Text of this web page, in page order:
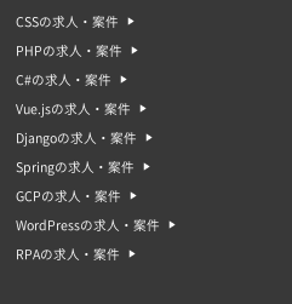
CSSの求人・案件
PHPの求人・案件
C#の求人・案件
Vue.jsの求人・案件
Djangoの求人・案件
Springの求人・案件
GCPの求人・案件
WordPressの求人・案件
RPAの求人・案件